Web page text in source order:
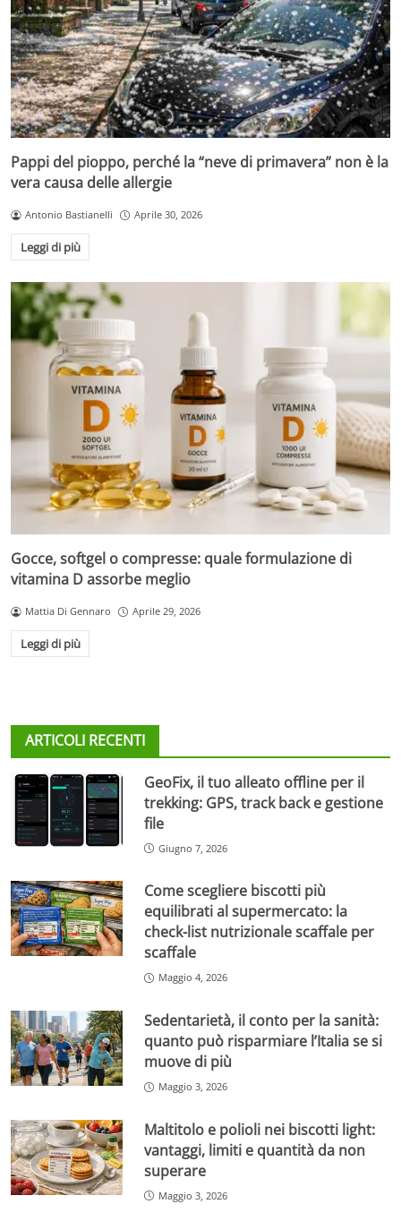
Pappi del pioppo, perché la “neve di primavera” non è la
vera causa delle allergie
Antonio Bastianelli Aprile 30, 2026
Leggi di più
Gocce, softgel o compresse: quale formulazione di
vitamina D assorbe meglio
Mattia Di Gennaro Aprile 29, 2026
Leggi di più
ARTICOLI RECENTI
GeoFix, il tuo alleato offline per il
trekking: GPS, track back e gestione
file
Giugno 7, 2026
Come scegliere biscotti più
equilibrati al supermercato: la
check-list nutrizionale scaffale per
scaffale
Maggio 4, 2026
Sedentarietà, il conto per la sanità:
quanto può risparmiare l’Italia se si
muove di più
Maggio 3, 2026
Maltitolo e polioli nei biscotti light:
vantaggi, limiti e quantità da non
superare
Maggio 3, 2026